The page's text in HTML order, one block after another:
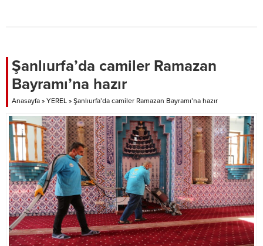
Şanlıurfa’da camiler Ramazan
Bayramı’na hazır
Anasayfa » YEREL » Şanlıurfa’da camiler Ramazan Bayramı’na hazır